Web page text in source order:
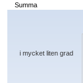
Summa
Chart
The chart has 1 X axis
i mycket liten grad